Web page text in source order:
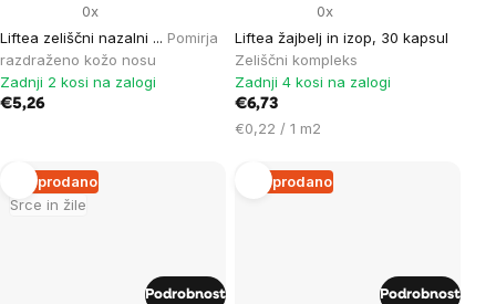
Liftea zeliščni nazalni ... Pomirja
razdraženo kožo nosu
0x
Zadnji 2 kosi na zalogi
€5,26
Liftea žajbelj in izop, 30 kapsul
Zeliščni kompleks
0x
Zadnji 4 kosi na zalogi
€6,73
Cena
enoto:
€0,22 / 1 m2
Srce in žile
Razprodano
Podrobnost
Razprodano
Podrobnost